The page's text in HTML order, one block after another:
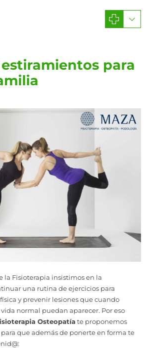
para
la Fisioterapia insistimos en la
una rutina de ejercicios para
y prevenir lesiones que cuando
normal puedan aparecer. Por eso
Osteopatíate proponemos
que además de ponerte en forma te